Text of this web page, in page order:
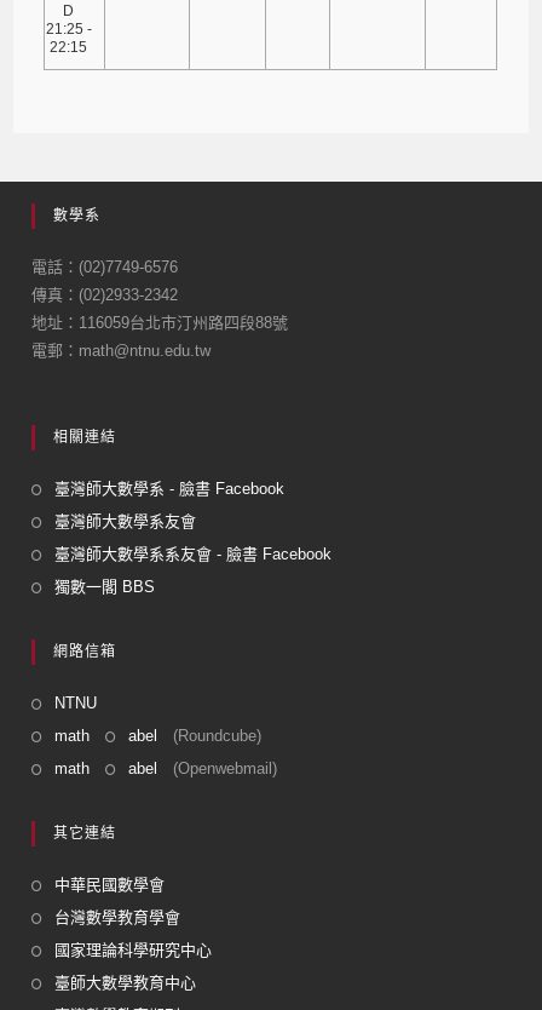
D
21:25 -
22:15
數學系
電話：(02)7749-6576
傳真：(02)2933-2342
地址：116059台北市汀州路四段88號
電郵：math@ntnu.edu.tw
相關連結
臺灣師大數學系 - 臉書 Facebook
臺灣師大數學系友會
臺灣師大數學系系友會 - 臉書 Facebook
獨數一閣 BBS
網路信箱
NTNU
math
abel
(Roundcube)
math
abel (Openwebmail)
其它連結
中華民國數學會
台灣數學教育學會
國家理論科學研究中心
臺師大數學教育中心